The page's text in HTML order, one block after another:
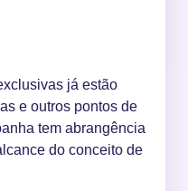
já estão
e outros pontos de
tem abrangência
do conceito de